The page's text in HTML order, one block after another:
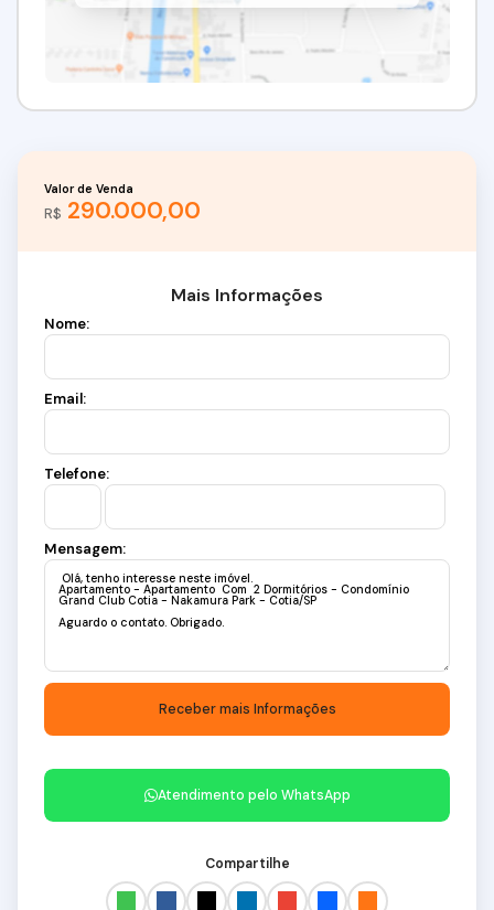
R$ 290.000,00
Valor de Venda
Mais Informações
Nome:
Email:
Telefone:
Mensagem:
Atendimento pelo WhatsApp
Compartilhe